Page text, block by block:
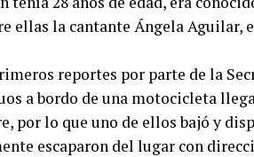
ellas la cantante Ángela Aguilar,
reportes por parte de la
a bordo de una motocicleta
por lo que uno de ellos bajó y
escaparon del lugar con